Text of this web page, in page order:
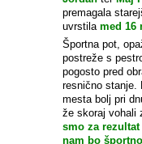
premagala
uvrstila med 16
Športna pot,
postreže s
pogosto pred
resnično stanje.
mesta bolj pri
že skoraj vohali
smo za
nam bo